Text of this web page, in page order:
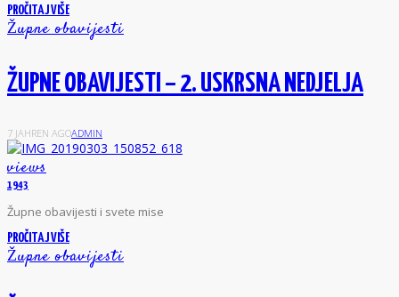
PROČITAJ VIŠE
Župne obavijesti
ŽUPNE OBAVIJESTI – 2. USKRSNA NEDJELJA
7 JAHREN AGOADMIN
views
1943
Župne obavijesti i svete mise
PROČITAJ VIŠE
Župne obavijesti